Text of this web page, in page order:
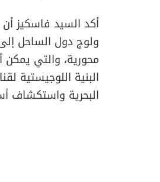
أكد السيد فاسكيز
ولوج دول الساحل
محورية، والتي يمكن
البنية اللوجيستية
البحرية واستكشاف